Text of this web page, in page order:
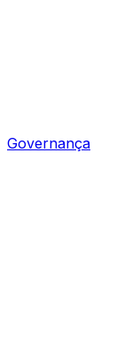
Governança